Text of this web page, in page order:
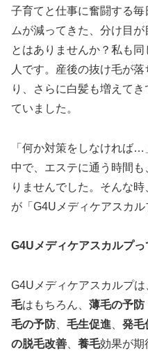
子育てと仕事に奮闘する
ムが減ってきた、分け目
とはありませんか？私も
人です。産後の抜け毛が
り、さらに白髪も増えて
ていました。
「何か対策をしなければ
中で、エステに通う時間
りませんでした。そんな
が「G4Uメディケアスカル
G4Uメディケアスカルプっ
G4Uメディケアスカルプは
毛はもちろん、 薄毛の予防
毛の予防
毛生促進 発毛
の脱毛改善
養毛効果が期